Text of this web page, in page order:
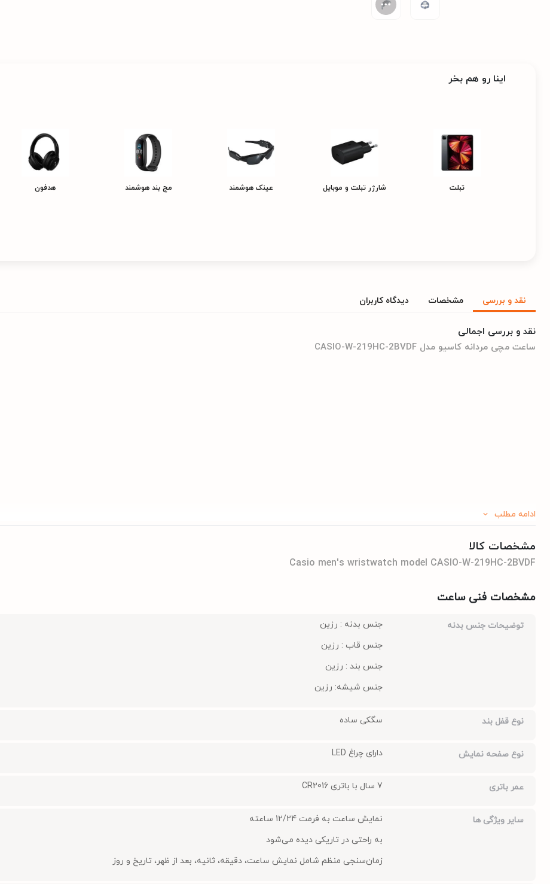
اینا رو هم بخر
تبلت شارژر تبلت و موبایل عینک هوشمند مچ بند هوشمند هدفون
نقد و بررسی مشخصات دیدگاه کاربران
نقد و بررسی اجمالی
ساعت مچی مردانه کاسیو مدل CASIO-W-219HC-2BVDF
ادامه مطلب
مشخصات کالا
Casio men's wristwatch model CASIO-W-219HC-2BVDF
مشخصات فنی ساعت
توضیحات جنس بدنه
جنس بدنه : رزین
جنس قاب : رزین
جنس بند : رزین
جنس شیشه: رزین
نوع قفل بند سگکی ساده
نوع صفحه نمایش دارای چراغ LED
عمر باتری 7 سال با باتری CR2016
سایر ویژگی ها
نمایش ساعت به فرمت 12/24 ساعته
به راحتی در تاریکی دیده می‌شود
زمان‌سنجی منظم شامل نمایش ساعت، دقیقه، ثانیه، بعد از ظهر، تاریخ و روز